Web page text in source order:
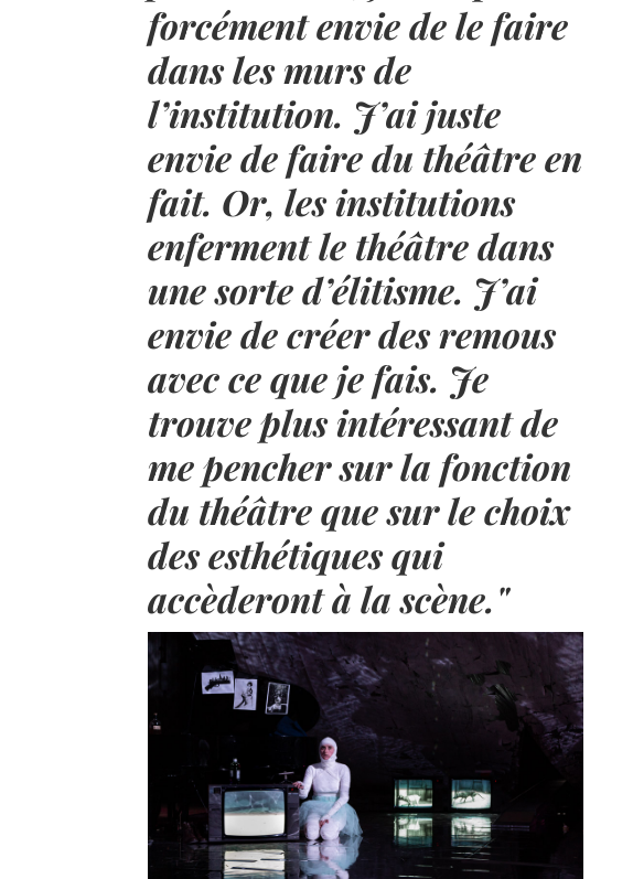
forcément envie de le faire
dans les murs de
l’institution. J’ai juste
envie de faire du théâtre en
fait. Or, les institutions
enferment le théâtre dans
une sorte d’élitisme. J’ai
envie de créer des remous
avec ce que je fais. Je
trouve plus intéressant de
me pencher sur la fonction
du théâtre que sur le choix
des esthétiques qui
accèderont à la scène."